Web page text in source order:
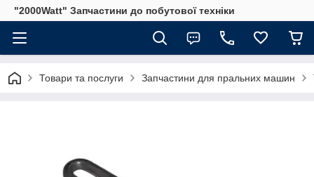
"2000Watt" Запчастини до побутової техніки
Товари та послуги Запчастини для пральних машин